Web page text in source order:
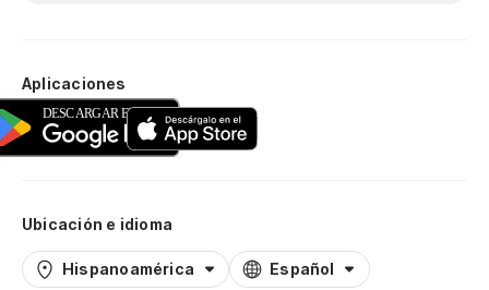
Aplicaciones
Ubicación e idioma
Hispanoamérica Español